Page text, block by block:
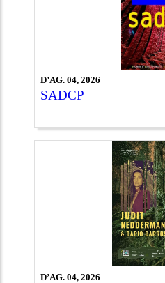
D’AG. 04, 2026
SADCP
D’AG. 04, 2026